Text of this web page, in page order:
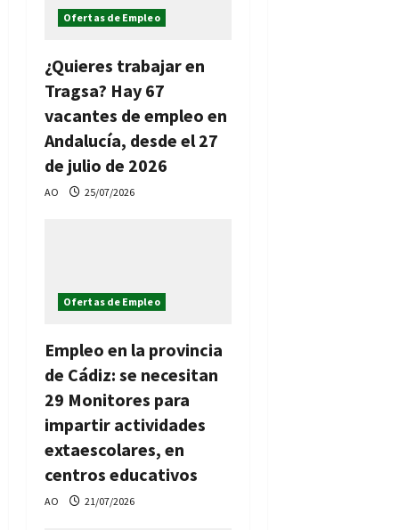
Ofertas de Empleo
¿Quieres trabajar en
Tragsa? Hay 67
vacantes de empleo en
Andalucía, desde el 27
de julio de 2026
AO 25/07/2026
Ofertas de Empleo
Empleo en la provincia
de Cádiz: se necesitan
29 Monitores para
impartir actividades
extaescolares, en
centros educativos
AO 21/07/2026